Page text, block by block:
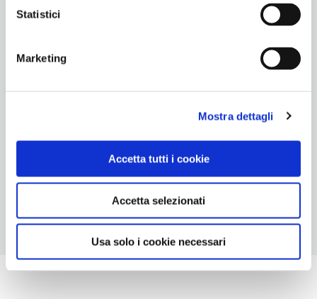
Statistici
Marketing
Mostra dettagli
Accetta tutti i cookie
Accetta selezionati
Usa solo i cookie necessari
apertura possono subire variazioni. Apertura/Chiusura
CONDIZIONI DI VISITA
ingresso a pagamento. Possibile biglietto cumulativo